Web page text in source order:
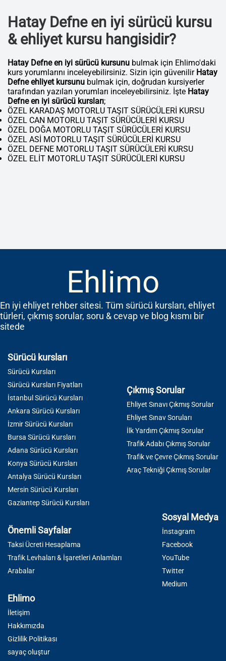
Hatay Defne en iyi sürücü kursu
& ehliyet kursu hangisidir?
Hatay Defne en iyi sürücü kursunu bulmak için Ehlimo'daki
kurs yorumlarını inceleyebilirsiniz. Sizin için güvenilir Hatay
Defne ehliyet kursunu bulmak için, doğrudan kursiyerler
tarafından yazılan yorumları inceleyebilirsiniz. İşte Hatay
Defne en iyi sürücü kursları;
ÖZEL KARADAŞ MOTORLU TAŞIT SÜRÜCÜLERİ KURSU
ÖZEL CAN MOTORLU TAŞIT SÜRÜCÜLERİ KURSU
ÖZEL DOĞA MOTORLU TAŞIT SÜRÜCÜLERİ KURSU
ÖZEL ASİ MOTORLU TAŞIT SÜRÜCÜLERİ KURSU
ÖZEL DEFNE MOTORLU TAŞIT SÜRÜCÜLERİ KURSU
ÖZEL ELİT MOTORLU TAŞIT SÜRÜCÜLERİ KURSU
Ehlimo
En iyi ehliyet rehber sitesi. Tüm sürücü kursları, ehliyet
türleri, çıkmış sorular, soru & cevap ve blog kısmı bir
sitede
Sürücü kursları
Sürücü Kursları
Sürücü Kursları Fiyatları
İstanbul Sürücü Kursları
Ankara Sürücü Kursları
İzmir Sürücü Kursları
Bursa Sürücü Kursları
Adana Sürücü Kursları
Konya Sürücü Kursları
Antalya Sürücü Kursları
Mersin Sürücü Kursları
Gaziantep Sürücü Kursları
Çıkmış Sorular
Ehliyet Sınavı Çıkmış Sorular
Ehliyet Sınav Soruları
İlk Yardım Çıkmış Sorular
Trafik Adabı Çıkmış Sorular
Trafik ve Çevre Çıkmış Sorular
Araç Tekniği Çıkmış Sorular
Önemli Sayfalar
Taksi Ücreti Hesaplama
Trafik Levhaları & İşaretleri Anlamları
Arabalar
Sosyal Medya
İnstagram
Facebook
YouTube
Twitter
Medium
Ehlimo
İletişim
Hakkımızda
Gizlilik Politikası
sayaç oluştur